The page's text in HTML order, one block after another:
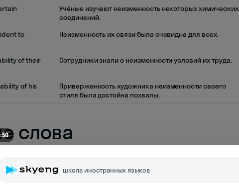
Учёные изучают неизменность некоторых химических
соединений.
to
Неизменность их связи была очевидна для всех.
of their
Сотрудники знали о неизменности условий их труда.
of his
Приверженность художника неизменности своего
стиля была достойна похвалы.
слова
школа иностранных языков